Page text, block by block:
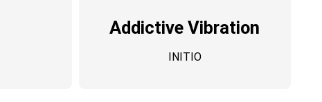
Addictive Vibration
INITIO